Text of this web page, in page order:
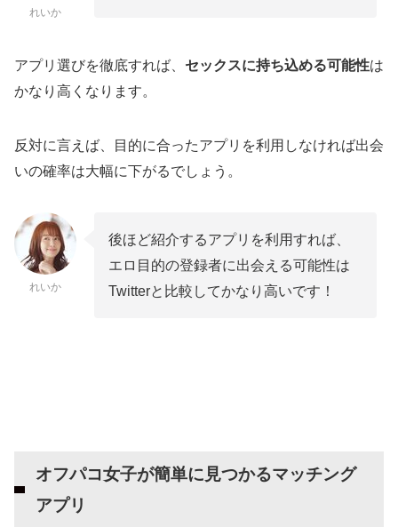
れいか
アプリ選びを徹底すれば、 セックスに持ち込める可能性は
かなり高くなります。
反対に言えば、目的に合ったアプリを利用しなければ出会
いの確率は大幅に下がるでしょう。
れいか
後ほど紹介するアプリを利用すれば、
エロ目的の登録者に出会える可能性は
Twitterと比較してかなり高いです！
オフパコ女子が簡単に見つかるマッチング
アプリ